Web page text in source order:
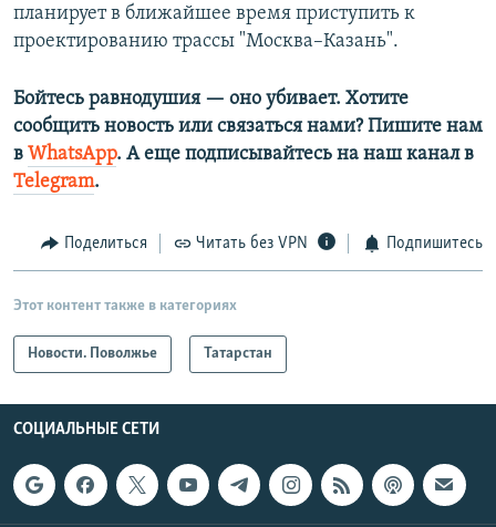
планирует в ближайшее время приступить к
проектированию трассы "Москва–Казань".
Бойтесь равнодушия — оно убивает. Хотите
сообщить новость или связаться нами? Пишите нам
в WhatsApp. А еще подписывайтесь на наш канал в
Telegram.
Поделиться Читать без VPN Подпишитесь
Этот контент также в категориях
Новости. Поволжье Татарстан
СОЦИАЛЬНЫЕ СЕТИ